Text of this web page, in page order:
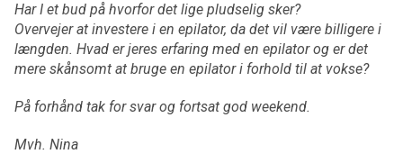
Har I et bud på hvorfor det lige pludselig sker?
Overvejer at investere i en epilator, da det vil være billigere i
længden. Hvad er jeres erfaring med en epilator og er det
mere skånsomt at bruge en epilator i forhold til at vokse?
På forhånd tak for svar og fortsat god weekend.
Mvh. Nina